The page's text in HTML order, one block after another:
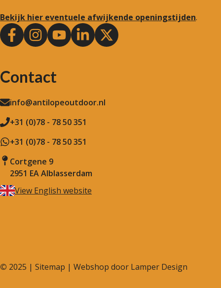
Bekijk hier eventuele afwijkende openingstijden.
Contact
info@antilopeoutdoor.nl
+31 (0)78 - 78 50 351
+31 (0)78 - 78 50 351
Cortgene 9
2951 EA Alblasserdam
View English website
© 2025 | Sitemap | Webshop door Lamper Design